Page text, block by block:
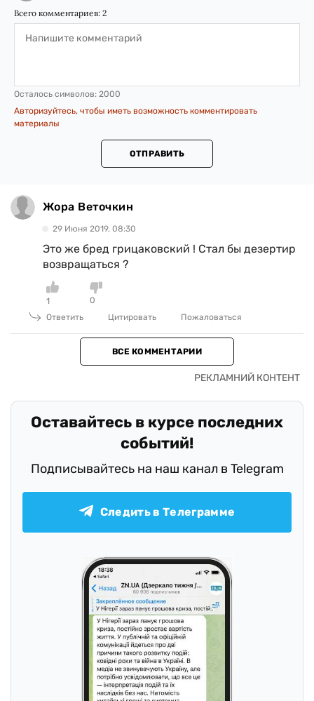
Всего комментариев: 2
Осталось символов: 2000
Авторизуйтесь, чтобы иметь возможность комментировать
материалы
ОТПРАВИТЬ
Жора Веточкин
29 Июня 2019, 08:30
Это же бред грицаковский ! Стал бы дезертир
возвращаться ?
1
0
Ответить
Цитировать Пожаловаться
ВСЕ КОММЕНТАРИИ
Оставайтесь в курсе последних
событий!
Подписывайтесь на наш канал в Telegram
Следить в Телеграмме